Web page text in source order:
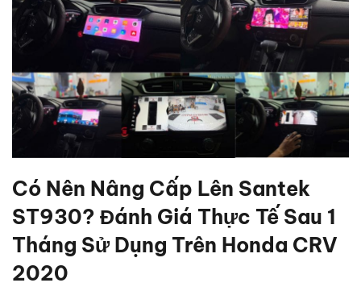
Có Nên Nâng Cấp Lên Santek
ST930? Đánh Giá Thực Tế Sau 1
Tháng Sử Dụng Trên Honda CRV
2020